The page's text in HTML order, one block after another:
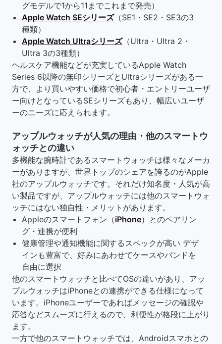
グモデルで1から11までこれまで発売）
Apple Watch SEシリーズ（SE1・SE2・SE3の3
種類）
Apple Watch Ultraシリーズ（Ultra・Ultra 2・
Ultra 3の3種類）
ヘルスケア機能などが充実しているApple Watch
Series 6以降の無印シリーズとUltraシリーズがある一
方で、より買いやすい価格で初心者・エントリーユーザ
ー向けとなっているSEシリーズもあり、幅広いユーザ
ーのニーズに応えられます。
アップルウォッチが人気の理由・他のスマートウ
ォッチとの違い
多機能な腕時計であるスマートウォッチは様々なメーカ
ーがありますが、世界トップのシェアを誇るのがApple
社のアップルウォッチです。それだけ知名度・人気が高
い製品ですが、アップルウォッチには他のスマートウォ
ッチにはない独自性・メリットがあります。
Appleのスマートフォン（iPhone）とのペアリン
グ・連携が便利
健康管理や通知機能に関するスペックが高い デザ
インも豊富で、好みにあわせてケースやバンドを
自由に選択
他のスマートウォッチと比べてOSの違いがあり、アッ
プルウォッチはiPhoneとの連携ができる仕様になって
います。iPhoneユーザーであればメッセージの確認や
応答などスムーズに行えるので、利便性が格段に上がり
ます。
一方で他のスマートウォッチでは、Androidスマホとの